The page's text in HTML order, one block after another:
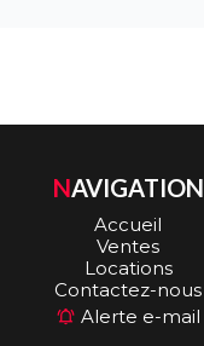
NAVIGATION
Accueil
Ventes
Locations
Contactez-nous
Alerte e-mail